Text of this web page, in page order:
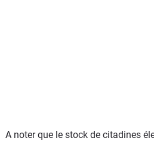
A noter que le stock de citadines